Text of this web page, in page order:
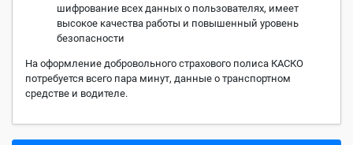
шифрование всех данных о пользователях, имеет
высокое качества работы и повышенный уровень
безопасности
На оформление добровольного страхового полиса КАСКО
потребуется всего пара минут, данные о транспортном
средстве и водителе.